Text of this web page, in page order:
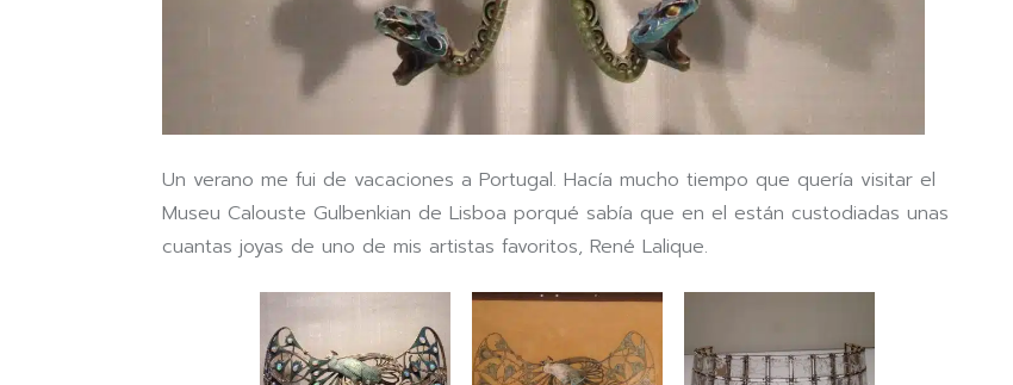
Un verano me fui de vacaciones a Portugal. Hacía mucho tiempo que quería visitar el
Museu Calouste Gulbenkian de Lisboa porqué sabía que en el están custodiadas unas
cuantas joyas de uno de mis artistas favoritos, René Lalique.